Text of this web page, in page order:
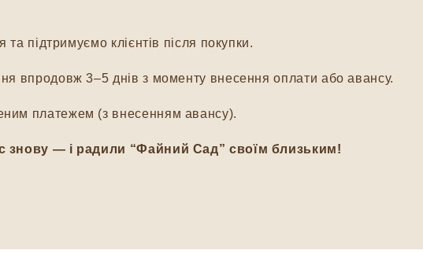
підтримуємо клієнтів після покупки.
впродовж 3–5 днів з моменту внесення оплати або авансу.
платежем (з внесенням авансу).
— і радили “Файний Сад” своїм близьким!